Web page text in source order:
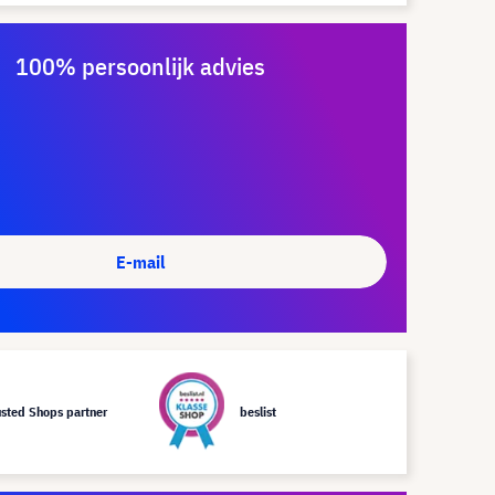
100% persoonlijk advies
E-mail
Shops partner beslist